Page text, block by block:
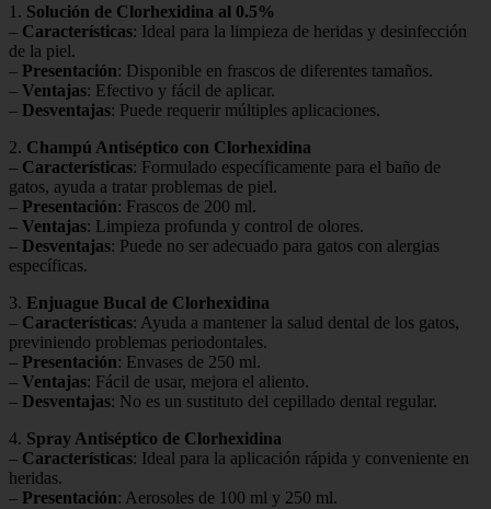
1. Solución de Clorhexidina al 0.5%
– Características: Ideal para la limpieza de heridas y desinfección
de la piel.
– Presentación: Disponible en frascos de diferentes tamaños.
– Ventajas: Efectivo y fácil de aplicar.
– Desventajas: Puede requerir múltiples aplicaciones.
2. Champú Antiséptico con Clorhexidina
– Características: Formulado específicamente para el baño de
gatos, ayuda a tratar problemas de piel.
– Presentación: Frascos de 200 ml.
– Ventajas: Limpieza profunda y control de olores.
– Desventajas: Puede no ser adecuado para gatos con alergias
específicas.
3. Enjuague Bucal de Clorhexidina
– Características: Ayuda a mantener la salud dental de los gatos,
previniendo problemas periodontales.
– Presentación: Envases de 250 ml.
– Ventajas: Fácil de usar, mejora el aliento.
– Desventajas: No es un sustituto del cepillado dental regular.
4. Spray Antiséptico de Clorhexidina
– Características: Ideal para la aplicación rápida y conveniente en
heridas.
– Presentación: Aerosoles de 100 ml y 250 ml.